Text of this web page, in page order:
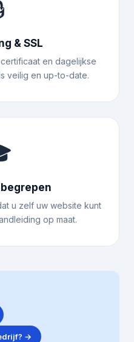
& SSL
en dagelijkse
veilig en up-to-date.
u zelf uw website kunt
op maat.
→